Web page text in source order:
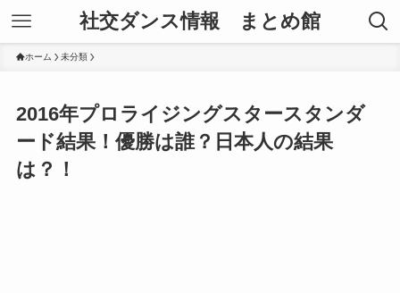
社交ダンス情報 まとめ館
ホーム 未分類
2016年プロライジングスタースタンダ
ード結果！優勝は誰？日本人の結果
は？！